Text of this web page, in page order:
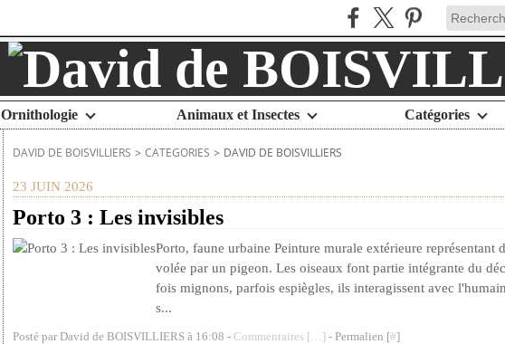
Ornithologie Animaux et Insectes Catégories
DAVID DE BOISVILLIERS > CATEGORIES > DAVID DE BOISVILLIERS
23 JUIN 2026
Porto 3 : Les invisibles
Porto, faune urbaine Peinture murale extérieure représentant
volée par un pigeon. Les oiseaux font partie intégrante du
fois mignons, parfois espiègles, ils interagissent avec
s...
Posté par David de BOISVILLIERS à 16:08 - Commentaires [… ] - Permalien [#]